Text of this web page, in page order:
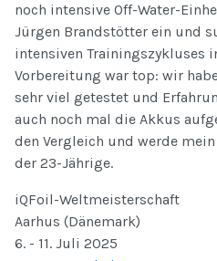
noch intensive Off-Water-
Jürgen Brandstötter ein und
intensiven Trainingszykluses
Vorbereitung war top: wir
sehr viel getestet und
auch noch mal die Akkus
den Vergleich und werde
der 23-Jährige.
iQFoil-Weltmeisterschaft
Aarhus (Dänemark)
6. - 11. Juli 2025